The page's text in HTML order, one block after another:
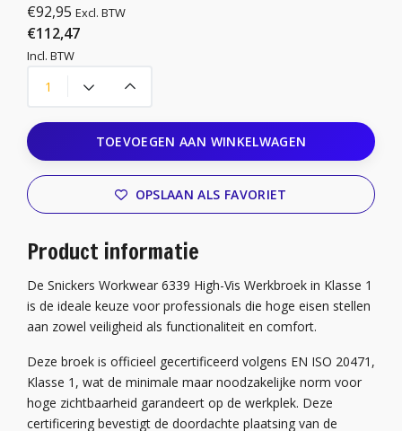
€92,95 Excl. BTW
€112,47
Incl. BTW
TOEVOEGEN AAN WINKELWAGEN
OPSLAAN ALS FAVORIET
Product informatie
De Snickers Workwear 6339 High-Vis Werkbroek in Klasse 1
is de ideale keuze voor professionals die hoge eisen stellen
aan zowel veiligheid als functionaliteit en comfort.
Deze broek is officieel gecertificeerd volgens EN ISO 20471,
Klasse 1, wat de minimale maar noodzakelijke norm voor
hoge zichtbaarheid garandeert op de werkplek. Deze
certificering bevestigt de doordachte plaatsing van de